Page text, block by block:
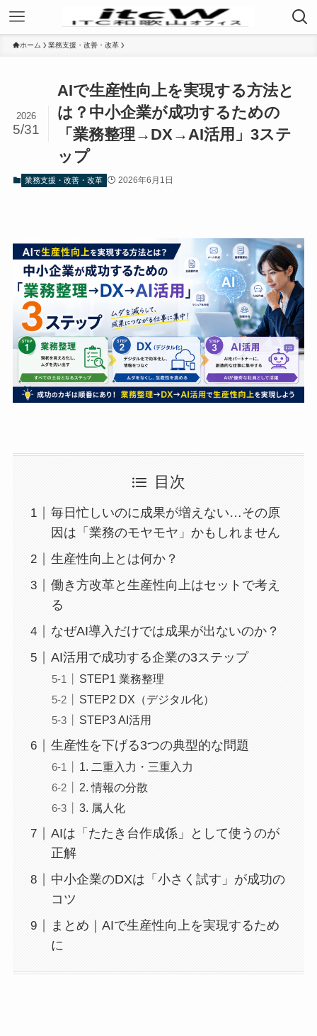
ホーム 業務支援・改善・改革
AIで生産性向上を実現する方法と
は？中小企業が成功するための
「業務整理→DX→AI活用」3ステ
ップ
2026
5/31
業務支援・改善・改革 2026年6月1日
目次
毎日忙しいのに成果が増えない…その原
因は「業務のモヤモヤ」かもしれません
生産性向上とは何か？
働き方改革と生産性向上はセットで考え
る
なぜAI導入だけでは成果が出ないのか？
AI活用で成功する企業の3ステップ
STEP1 業務整理
STEP2 DX（デジタル化）
STEP3 AI活用
生産性を下げる3つの典型的な問題
1. 二重入力・三重入力
2. 情報の分散
3. 属人化
AIは「たたき台作成係」として使うのが
正解
中小企業のDXは「小さく試す」が成功の
コツ
まとめ｜AIで生産性向上を実現するため
に